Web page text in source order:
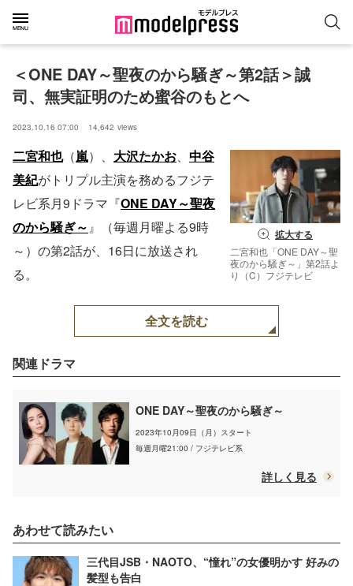
＜ONE DAY～聖夜のから騒ぎ～第2話＞誠
司、無実証明のため蜜谷のもとへ
2023.10.16 07:00 14,642 views
拡大する
二宮和也「ONE DAY～聖
夜のから騒ぎ～」第2話よ
り（C）フジテレビ
二宮和也（嵐）、 大沢たかお、 中谷
美紀がトリプル主演を務めるフジテ
レビ系月9ドラマ『ONE DAY～聖夜
のから騒ぎ～』（毎週月曜よる9時
～）の第2話が、16日に放送され
る。
全文を読む
関連ドラマ
ONE DAY～聖夜のから騒ぎ～
2023年10月09日（月）スタート
毎週月曜21:00 / フジテレビ系
詳しく見る
あわせて読みたい
三代目JSB・NAOTO、“憧れ”の女優明かす 好みの
髪型も告白